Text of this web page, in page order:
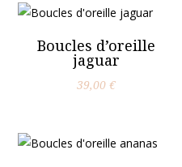
Boucles d’oreille
jaguar
39,00€